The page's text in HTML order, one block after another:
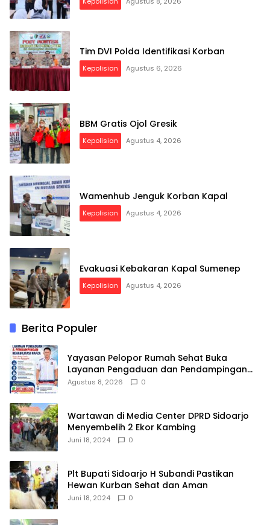
Tim DVI Polda Identifikasi Korban
Kepolisian Agustus 6, 2026
BBM Gratis Ojol Gresik
Kepolisian Agustus 4, 2026
Wamenhub Jenguk Korban Kapal
Kepolisian Agustus 4, 2026
Evakuasi Kebakaran Kapal Sumenep
Kepolisian Agustus 4, 2026
Berita Populer
Yayasan Pelopor Rumah Sehat Buka
Layanan Pengaduan dan Pendampingan
Rehabilitasi NAPZA 24 Jam
Agustus 8, 2026 0
Wartawan di Media Center DPRD Sidoarjo
Menyembelih 2 Ekor Kambing
Juni 18, 2024 0
Plt Bupati Sidoarjo H Subandi Pastikan
Hewan Kurban Sehat dan Aman
Juni 18, 2024 0